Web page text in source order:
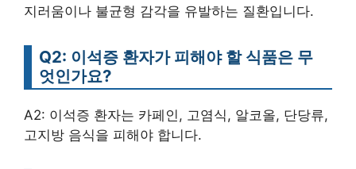
지러움이나 불균형 감각을 유발하는 질환입니다.
Q2: 이석증 환자가 피해야 할 식품은 무
엇인가요?
A2: 이석증 환자는 카페인, 고염식, 알코올, 단당류,
고지방 음식을 피해야 합니다.